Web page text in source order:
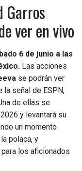
Garros
ver en vivo
6 de junio a las
Las acciones
se podrán ver
la señal de ESPN,
de ellas se
y levantará su
un momento
polaca, y
los aficionados